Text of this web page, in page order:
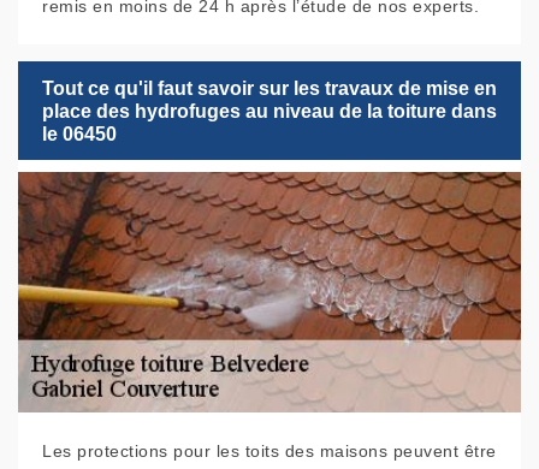
remis en moins de 24 h après l’étude de nos experts.
Tout ce qu'il faut savoir sur les travaux de mise en
place des hydrofuges au niveau de la toiture dans
le 06450
Les protections pour les toits des maisons peuvent être